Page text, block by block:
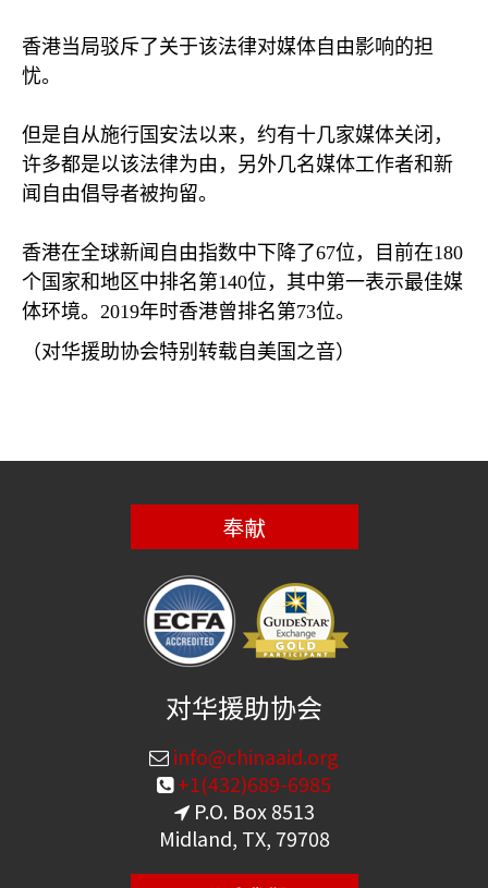
香港当局驳斥了关于该法律对媒体自由影响的担
忧。
但是自从施行国安法以来，约有十几家媒体关闭，
许多都是以该法律为由，另外几名媒体工作者和新
闻自由倡导者被拘留。
香港在全球新闻自由指数中下降了67位，目前在180
个国家和地区中排名第140位，其中第一表示最佳媒
体环境。 2019年时香港曾排名第73位。
（对华援助协会特别转载自美国之音）
奉献
对华援助协会
info@chinaaid.org
+1(432)689-6985
P.O. Box 8513
Midland, TX, 79708